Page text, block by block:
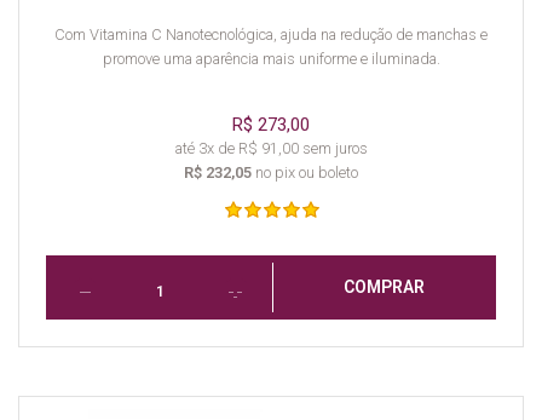
Com Vitamina C Nanotecnológica, ajuda na redução de manchas e
promove uma aparência mais uniforme e iluminada.
R$ 273,00
até 3x de R$ 91,00 sem juros
R$ 232,05 no pix ou boleto
COMPRAR